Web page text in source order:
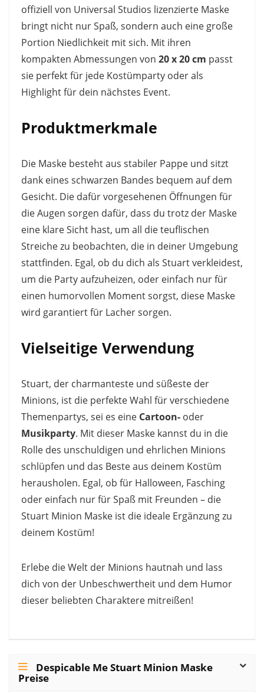
offiziell von Universal Studios lizenzierte Maske
bringt nicht nur Spaß, sondern auch eine große
Portion Niedlichkeit mit sich. Mit ihren
kompakten Abmessungen von 20 x 20 cm passt
sie perfekt für jede Kostümparty oder als
Highlight für dein nächstes Event.
Produktmerkmale
Die Maske besteht aus stabiler Pappe und sitzt
dank eines schwarzen Bandes bequem auf dem
Gesicht. Die dafür vorgesehenen Öffnungen für
die Augen sorgen dafür, dass du trotz der Maske
eine klare Sicht hast, um all die teuflischen
Streiche zu beobachten, die in deiner Umgebung
stattfinden. Egal, ob du dich als Stuart verkleidest,
um die Party aufzuheizen, oder einfach nur für
einen humorvollen Moment sorgst, diese Maske
wird garantiert für Lacher sorgen.
Vielseitige Verwendung
Stuart, der charmanteste und süßeste der
Minions, ist die perfekte Wahl für verschiedene
Themenpartys, sei es eine Cartoon- oder
Musikparty. Mit dieser Maske kannst du in die
Rolle des unschuldigen und ehrlichen Minions
schlüpfen und das Beste aus deinem Kostüm
herausholen. Egal, ob für Halloween, Fasching
oder einfach nur für Spaß mit Freunden – die
Stuart Minion Maske ist die ideale Ergänzung zu
deinem Kostüm!
Erlebe die Welt der Minions hautnah und lass
dich von der Unbeschwertheit und dem Humor
dieser beliebten Charaktere mitreißen!
Despicable Me Stuart Minion Maske
Preise